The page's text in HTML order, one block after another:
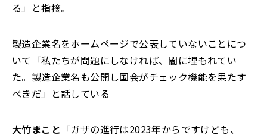
る」と指摘。
製造企業名をホームページで公表していないことにつ
いて「私たちが問題にしなければ、闇に埋もれてい
た。製造企業名も公開し国会がチェック機能を果たす
べきだ」と話している
大竹まこと 「ガザの進行は2023年からですけども、